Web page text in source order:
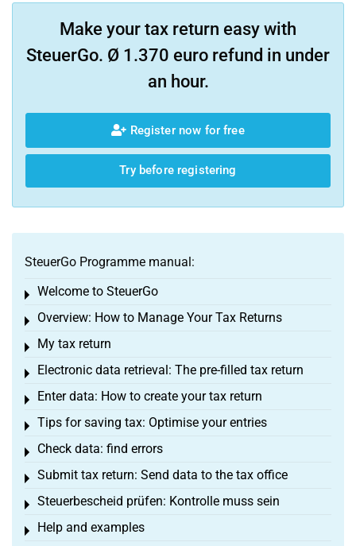
Make your tax return easy with
SteuerGo. Ø 1.370 euro refund in under
an hour.
Register now for free
Try before registering
SteuerGo Programme manual:
Welcome to SteuerGo
Toggle menu
Overview: How to Manage Your Tax Returns
Toggle menu
My tax return
Toggle menu
Electronic data retrieval: The pre-filled tax return
Toggle menu
Enter data: How to create your tax return
Toggle menu
Tips for saving tax: Optimise your entries
Toggle menu
Check data: find errors
Toggle menu
Submit tax return: Send data to the tax office
Toggle menu
Steuerbescheid prüfen: Kontrolle muss sein
Toggle menu
Help and examples
Toggle menu